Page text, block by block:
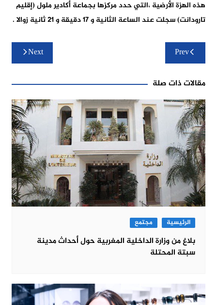
هذه الهزة الأرضية ،التي حدد مركزها بجماعة أكادير ملول (إقليم
تارودانت) سجلت عند الساعة الثانية و 17 دقيقة و 21 ثانية زوالا .
تصفّح
المقالاتPrev
Next
مقالات ذات صلة
الرئيسية مجتمع
بلاغ من وزارة الداخلية المغربية حول أحداث مدينة
سبتة المحتلة